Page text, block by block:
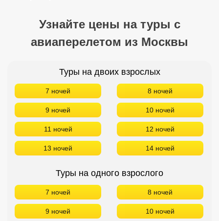
Узнайте цены на туры с
авиаперелетом из Москвы
Туры на двоих взрослых
7 ночей 8 ночей
9 ночей 10 ночей
11 ночей 12 ночей
13 ночей 14 ночей
Туры на одного взрослого
7 ночей 8 ночей
9 ночей 10 ночей